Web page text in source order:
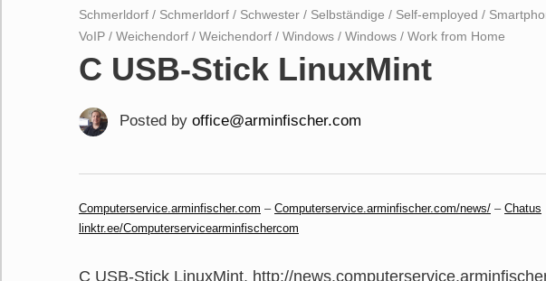
Schmerldorf / Schmerldorf / Schwester / Selbständige / Self-employed /
VoIP / Weichendorf / Weichendorf / Windows / Windows / Work from Home
C USB-Stick LinuxMint
Posted by office@arminfischer.com
Computerservice.arminfischer.com – Computerservice.arminfischer.com/news/ – Chatus
linktr.ee/Computerservicearminfischercom
C USB-Stick LinuxMint. http://